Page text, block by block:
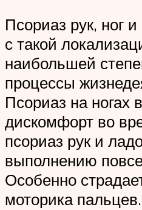
Псориаз рук, ног
с такой
наибольшей
процессы
Псориаз на ногах
дискомфорт во
псориаз рук и
выполнению
Особенно
моторика пальцев.